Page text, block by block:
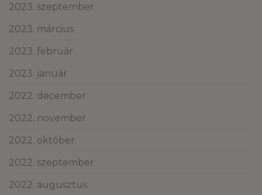
2023. szeptember
2023. március
2023. február
2023. január
2022. december
2022. november
2022. október
2022. szeptember
2022. augusztus